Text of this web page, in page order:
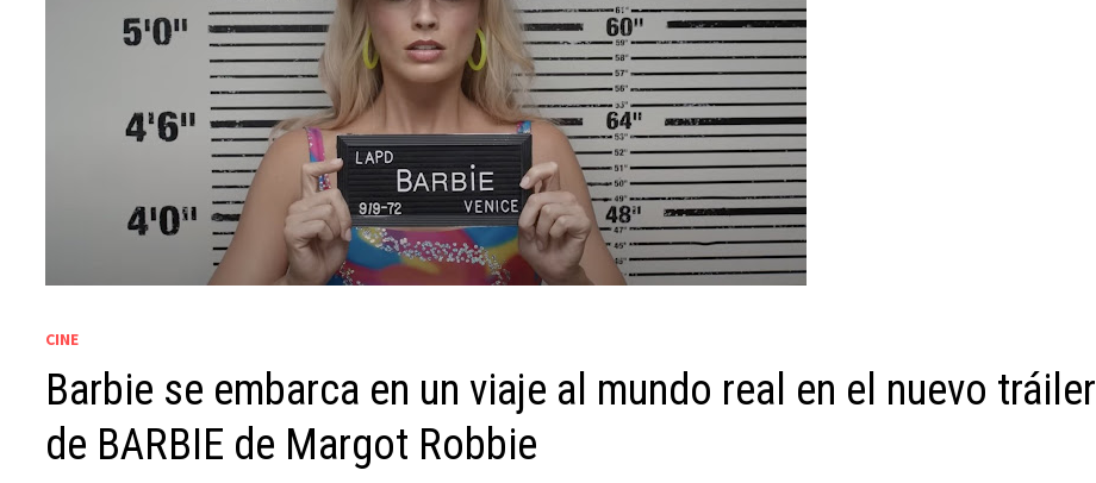
CINE
Barbie se embarca en un viaje al mundo real en el nuevo tráiler
de BARBIE de Margot Robbie